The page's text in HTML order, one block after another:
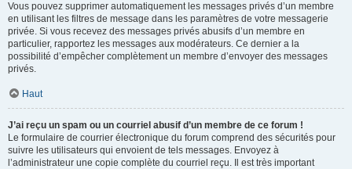
Vous pouvez supprimer automatiquement les messages privés d’un membre
en utilisant les filtres de message dans les paramètres de votre messagerie
privée. Si vous recevez des messages privés abusifs d’un membre en
particulier, rapportez les messages aux modérateurs. Ce dernier a la
possibilité d’empêcher complètement un membre d’envoyer des messages
privés.
Haut
J’ai reçu un spam ou un courriel abusif d’un membre de ce forum !
Le formulaire de courrier électronique du forum comprend des sécurités pour
suivre les utilisateurs qui envoient de tels messages. Envoyez à
l’administrateur une copie complète du courriel reçu. Il est très important